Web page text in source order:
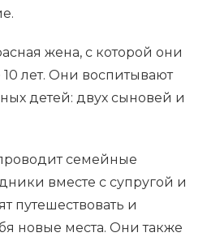
жена, с которой они
лет. Они воспитывают
детей: двух сыновей и
семейные
вместе с супругой и
путешествовать и
новые места. Они также